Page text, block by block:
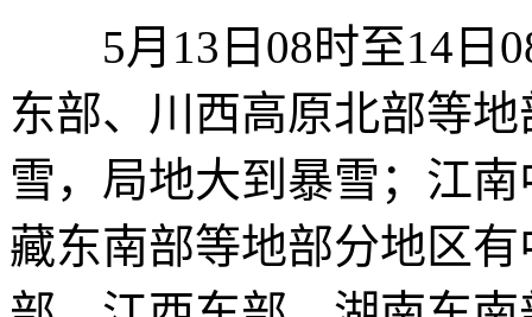
5月13日08时至14日
东部、川西高原北部等
雪，局地大到暴雪；江
藏东南部等地部分地区